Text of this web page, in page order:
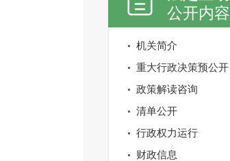
公开内容
机关简介
重大行政决策预公开
政策解读咨询
清单公开
行政权力运行
财政信息